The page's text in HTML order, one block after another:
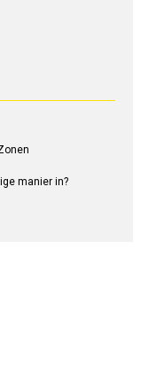
manier in?